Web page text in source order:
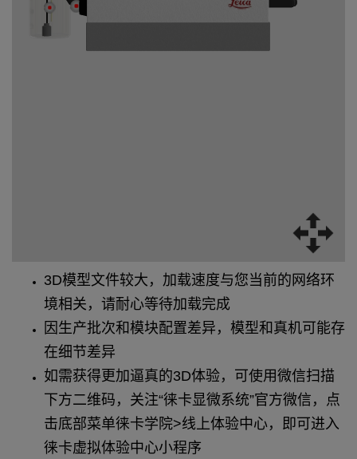
3D模型文件较大，加载速度与您当前的网络环
境相关，请耐心等待加载完成
因生产批次和模块配置差异，模型和真机可能存
在细节差异
如需获得更加逼真的3D体验，可使用微信扫描
下方二维码，关注“徕卡显微系统”官方微信，点
击底部菜单徕卡学院>线上体验中心，即可进入
徕卡虚拟体验中心小程序